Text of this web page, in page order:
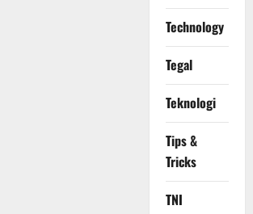
Technology
Tegal
Teknologi
Tips &
Tricks
TNI